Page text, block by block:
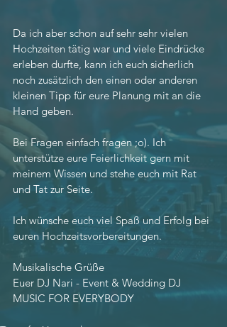
Da ich aber schon auf sehr sehr vielen
Hochzeiten tätig war und viele Eindrücke
erleben durfte, kann ich euch sicherlich
noch zusätzlich den einen oder anderen
kleinen Tipp für eure Planung mit an die
Hand geben.
Bei Fragen einfach fragen ;o). Ich
unterstütze eure Feierlichkeit gern mit
meinem Wissen und stehe euch mit Rat
und Tat zur Seite.
Ich wünsche euch viel Spaß und Erfolg bei
euren Hochzeitsvorbereitungen.
Musikalische Grüße
Euer DJ Nari - Event & Wedding DJ
MUSIC FOR EVERYBODY